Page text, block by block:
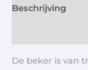
Beschrijving
De beker is van